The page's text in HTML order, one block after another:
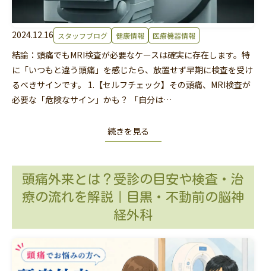
2024.12.16 スタッフブログ 健康情報 医療機器情報
結論：頭痛でもMRI検査が必要なケースは確実に存在します。特
に「いつもと違う頭痛」を感じたら、放置せず早期に検査を受け
るべきサインです。 1.【セルフチェック】その頭痛、MRI検査が
必要な「危険なサイン」かも？ 「自分は…
続きを見る
頭痛外来とは？受診の目安や検査・治
療の流れを解説｜目黒・不動前の脳神
経外科